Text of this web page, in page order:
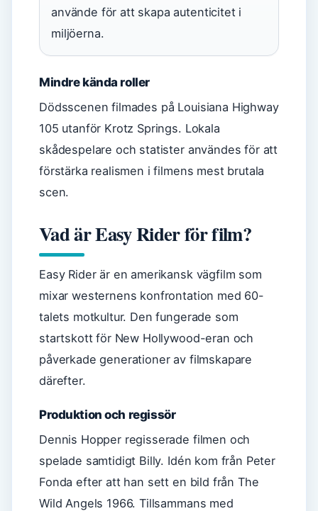
använde för att skapa autenticitet i
miljöerna.
Mindre kända roller
Dödsscenen filmades på Louisiana Highway
105 utanför Krotz Springs. Lokala
skådespelare och statister användes för att
förstärka realismen i filmens mest brutala
scen.
Vad är Easy Rider för film?
Easy Rider är en amerikansk vägfilm som
mixar westernens konfrontation med 60-
talets motkultur. Den fungerade som
startskott för New Hollywood-eran och
påverkade generationer av filmskapare
därefter.
Produktion och regissör
Dennis Hopper regisserade filmen och
spelade samtidigt Billy. Idén kom från Peter
Fonda efter att han sett en bild från The
Wild Angels 1966. Tillsammans med